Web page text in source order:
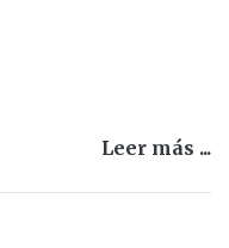
Leer más ...